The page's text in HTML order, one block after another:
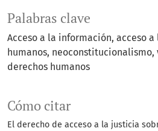
Palabras clave
Acceso a la información acceso
humanos neoconstitucionalismo
derechos humanos
Cómo citar
El derecho de acceso a la justicia